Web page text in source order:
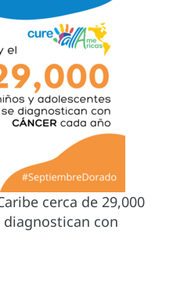
cerca de 29,000
con